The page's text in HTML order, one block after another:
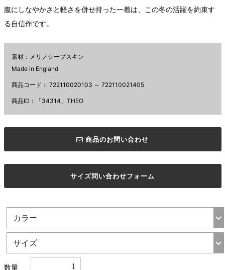
腹にしなやかさと軽さを併せ持った一着は、この冬の活躍を約束す
る自信作です。
素材：メリノシープスキン
Made in England
商品コード： 722110020103 ～ 722110021405
商品ID：「34314」THEO
商品のお問い合わせ
サイズ問い合わせフォーム
数量